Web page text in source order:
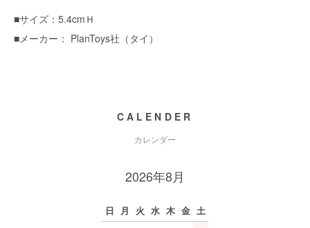
■サイズ：5.4cmＨ
■メーカー： PlanToys社（タイ）
CALENDER
カレンダー
2026年8月
日 月 火 水 木 金 土